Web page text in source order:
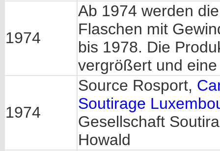
1974
Ab 1974 werden
Flaschen mit
bis 1978. Die
vergrößert und
1974
Source Rosport,
Soutirage
Gesellschaft
Howald